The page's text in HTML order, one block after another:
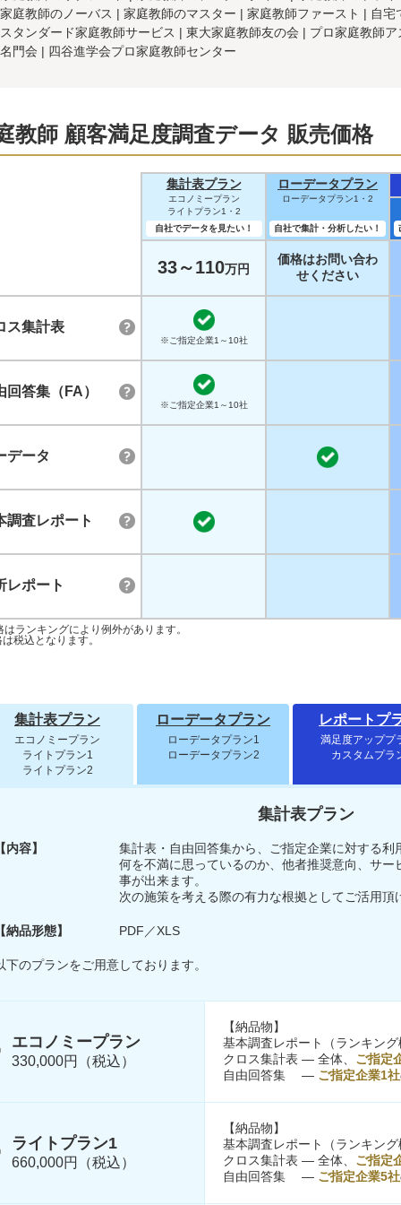
家庭教師のノーバス
家庭教師のマスター 家庭教師ファースト
自宅
スタンダード家庭教師サービス
東大家庭教師友の会
プロ家庭教師ア
名門会
四谷進学会プロ家庭教師センター
教師 顧客満足度調査データ 販売価格
集計表プラン
エコノミープラン
ライトプラン1・2
自社でデータを見たい！
ローデータプラン
ローデータプラン1・2
自社で集計・分析したい！
33～110万円
価格はお問い合わ
せください
ス集計表
※ご指定企業1～10社
回答集（FA）
※ご指定企業1～10社
データ
調査レポート
レポート
ランキングにより例外があります。
税込となります。
集計表プラン
エコノミープラン
ライトプラン1
ライトプラン2
ローデータプラン
ローデータプラン1
ローデータプラン2
レポートプ
満足度アッププ
カスタムプラ
集計表プラン
【内容】
集計表・自由回答集から、ご指定企業に対する
何を不満に思っているのか、他者推奨意向、サ
事が出来ます。
次の施策を考える際の有力な根拠としてご活用頂
【納品形態】 PDF／XLS
下のプランをご用意しております。
エコノミープラン
330,000円（税込）
【納品物】
基本調査レポート（ランキン
クロス集計表 ― 全体、 ご指定
自由回答集 ― ご指定企業1社
ライトプラン1
660,000円（税込）
【納品物】
基本調査レポート（ランキン
クロス集計表 ― 全体、 ご指定
自由回答集 ― ご指定企業5社